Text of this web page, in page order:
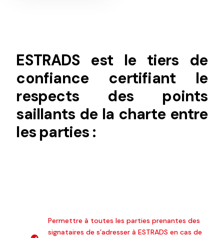
ESTRADS est le tiers de
confiance certifiant le
respects des points
saillants de la charte entre
les parties :
Permettre à toutes les parties prenantes des
signataires de s’adresser à ESTRADS en cas de